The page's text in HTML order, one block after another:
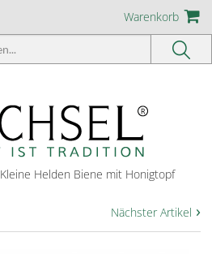
Warenkorb
Kleine Helden Biene mit Honigtopf
Nächster Artikel ›